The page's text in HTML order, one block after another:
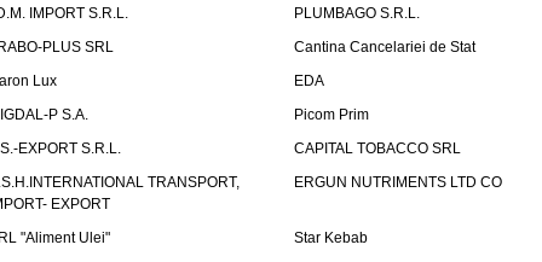
IMPORT S.R.L.
PLUMBAGO S.R.L.
PLUS SRL
Cantina Cancelariei de Stat
Lux
EDA
P S.A.
Picom Prim
EXPORT S.R.L.
CAPITAL TOBACCO SRL
TRANSPORT,
EXPORT
ERGUN NUTRIMENTS LTD CO
"Aliment Ulei"
Star Kebab